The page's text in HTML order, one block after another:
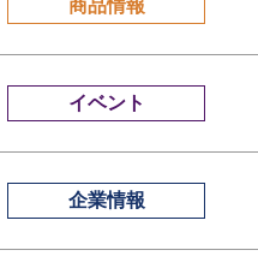
商品情報
イベント
企業情報